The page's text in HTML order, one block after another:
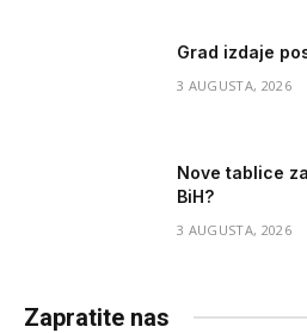
Grad izdaje
3 AUGUSTA, 2026
Nove tablice
BiH?
3 AUGUSTA, 2026
Zapratite nas